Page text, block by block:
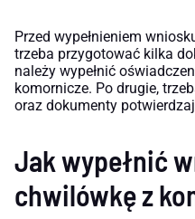
Przed wypełnieniem
trzeba przygotować kilka
należy wypełnić
komornicze. Po drugie,
oraz dokumenty
Jak wypełnić
chwilówkę z